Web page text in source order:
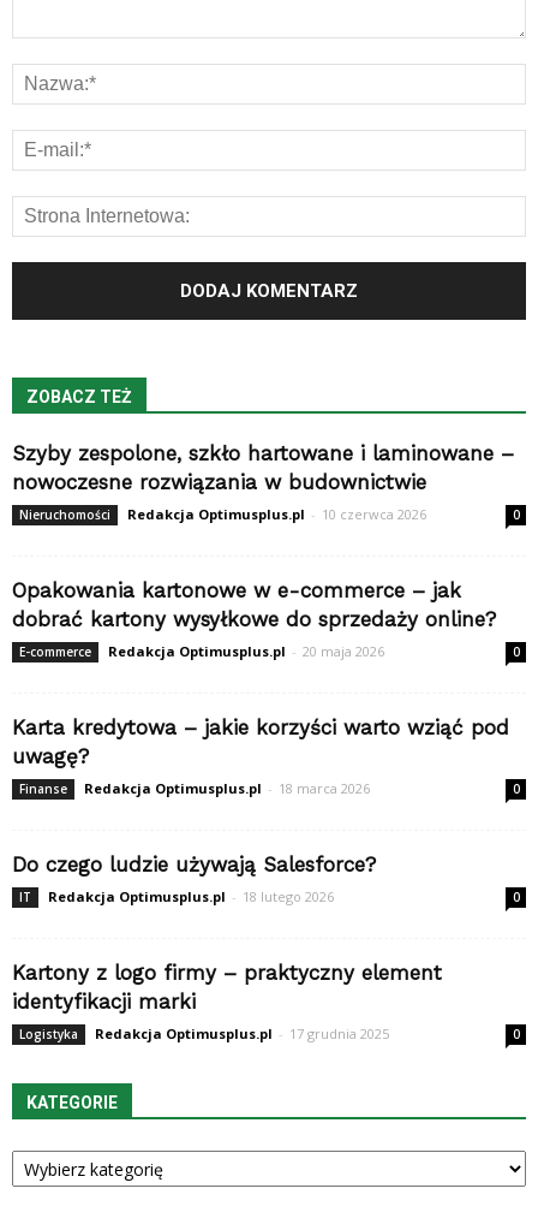
ZOBACZ TEŻ
Szyby zespolone, szkło hartowane i laminowane –
nowoczesne rozwiązania w budownictwie
Nieruchomości Redakcja Optimusplus.pl - 10 czerwca 2026 0
Opakowania kartonowe w e-commerce – jak
dobrać kartony wysyłkowe do sprzedaży online?
E-commerce Redakcja Optimusplus.pl - 20 maja 2026 0
Karta kredytowa – jakie korzyści warto wziąć pod
uwagę?
Finanse Redakcja Optimusplus.pl - 18 marca 2026 0
Do czego ludzie używają Salesforce?
IT Redakcja Optimusplus.pl - 18 lutego 2026 0
Kartony z logo firmy – praktyczny element
identyfikacji marki
Logistyka Redakcja Optimusplus.pl - 17 grudnia 2025 0
KATEGORIE
Kategorie